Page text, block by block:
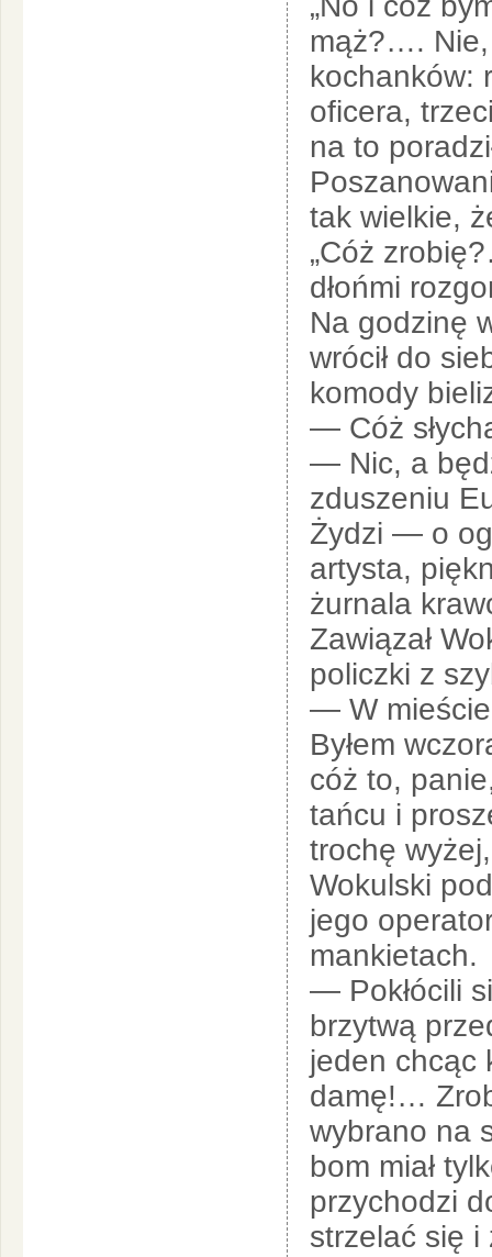
mąż?…. Nie,
kochanków:
oficera,
na to
tak wielkie,
„Cóż
dłońmi
Na godzinę
wrócił do
komody
— Cóż
— Nic, a
zduszeniu
Żydzi — o
artysta,
żurnala
Zawiązał
policzki z
— W
Byłem
cóż to,
tańcu i
trochę
Wokulski
jego
mankietach.
— Pokłócili
brzytwą
jeden chcąc
damę!…
wybrano na
bom miał
przychodzi
strzelać się